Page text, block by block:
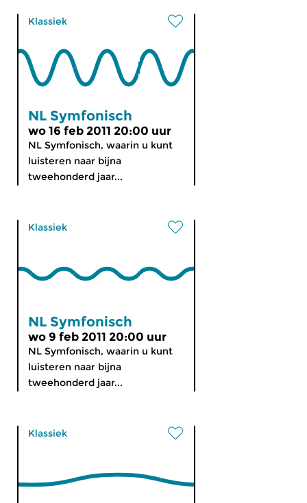
Klassiek
NL Symfonisch
wo 16 feb 2011 20:00 uur
NL Symfonisch, waarin u kunt
luisteren naar bijna
tweehonderd jaar...
Klassiek
NL Symfonisch
wo 9 feb 2011 20:00 uur
NL Symfonisch, waarin u kunt
luisteren naar bijna
tweehonderd jaar...
Klassiek